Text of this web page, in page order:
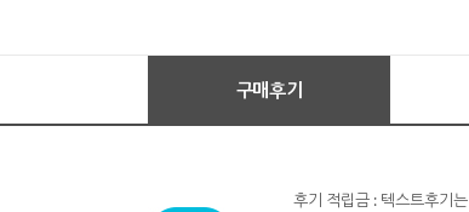
구매후기
후기 적립금 : 텍스트후기는